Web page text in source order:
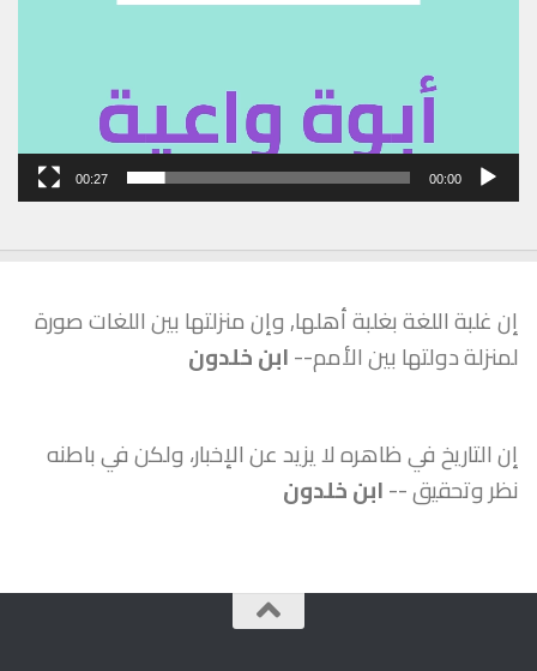
00:00
00:27
إن غلبة اللغة بغلبة أهلها, وإن منزلتها بين اللغات صورة
لمنزلة دولتها بين الأمم--ابن خلدون
إن التاريخ في ظاهره لا يزيد عن الإخبار، ولكن في باطنه
نظر وتحقيق --ابن خلدون